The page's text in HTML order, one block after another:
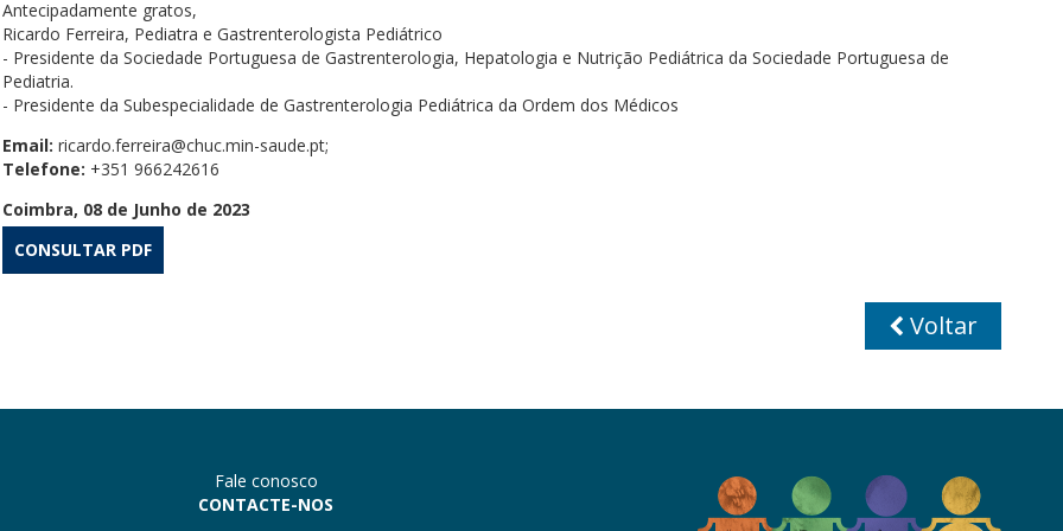
Antecipadamente gratos,
Ricardo Ferreira, Pediatra e Gastrenterologista Pediátrico
- Presidente da Sociedade Portuguesa de Gastrenterologia, Hepatologia e Nutrição Pediátrica da Sociedade Portuguesa de
Pediatria.
- Presidente da Subespecialidade de Gastrenterologia Pediátrica da Ordem dos Médicos
Email: ricardo.ferreira@chuc.min-saude.pt;
Telefone: +351 966242616
Coimbra, 08 de Junho de 2023
CONSULTAR PDF
Voltar
Fale conosco
CONTACTE-NOS